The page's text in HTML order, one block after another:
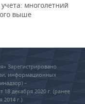
многолетний
выше
Зарегистрировано
информационных
–
декабря 2020 г. (ранее
2014 г.)